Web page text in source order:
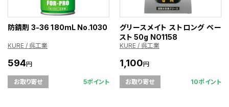
防錆剤 3-36 180mL No.1030
KURE / 呉工業
594円
お取り寄せ 5ポイント
グリースメイト ストロング ペー
スト 50g NO1158
KURE / 呉工業
1,100円
お取り寄せ 10ポイント